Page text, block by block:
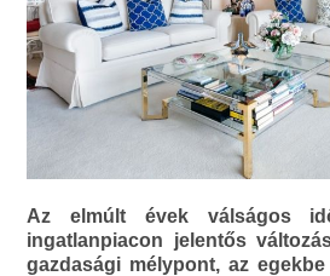
Az elmúlt évek válságos
ingatlanpiacon jelentős
gazdasági mélypont, az